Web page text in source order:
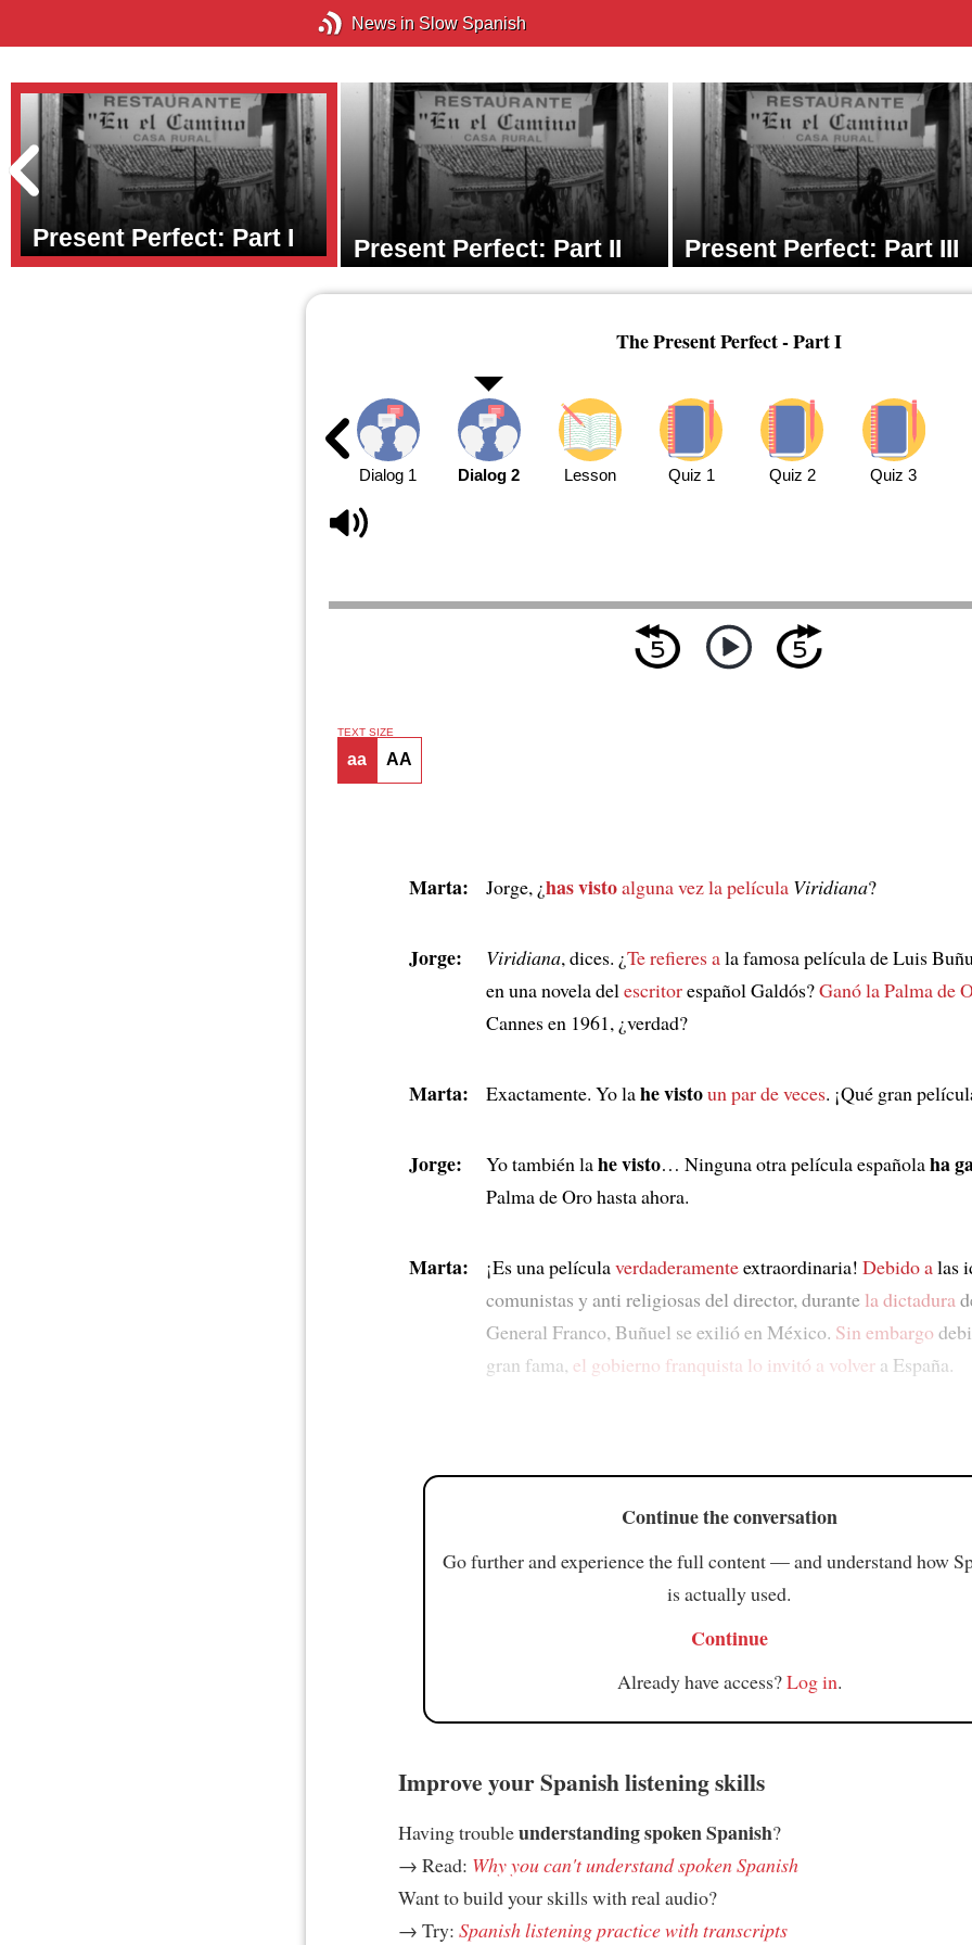
News in Slow Spanish
Present Perfect: Part I Present Perfect: Part II Present Perfect: Part III
The Present Perfect - Part I
Dialog 1 Dialog 2 Lesson Quiz 1 Quiz 2 Quiz 3
TEXT SIZE
aa AA
Marta: Jorge, ¿has vistoalguna vezla película Viridiana?
Jorge: Viridiana, dices. ¿Te refieres ala famosa película de Luis
en una novela del escritorespañol Galdós?Ganóla Palma de
Cannes en 1961, ¿verdad?
Marta: Exactamente. Yo lahe vistoun par de veces. ¡Qué gran
Jorge: Yo también lahe visto… Ninguna otra película españolaha
Palma de Oro hasta ahora.
Marta: ¡Es una películaverdaderamenteextraordinaria! Debido alas
comunistas y anti religiosas del director, durante la dictadura
General Franco, Buñuel se exilió en México. Sin embargo
gran fama, el gobierno franquista lo invitó a volvera España.
Continue the conversation
Go further and experience the full content — and understand how
is actually used.
Continue
Already have access?Log in.
Improve your Spanish listening skills
Having troubleunderstanding spoken Spanish?
→ Read: Why you can't understand spoken Spanish
Want to build your skills with real audio?
→ Try: Spanish listening practice with transcripts